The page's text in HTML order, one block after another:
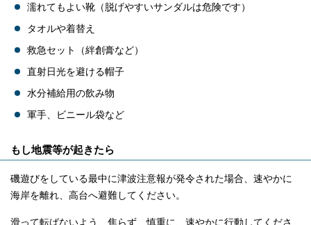
濡れてもよい靴（脱げやすいサンダルは危険です）
タオルや着替え
救急セット（絆創膏など）
直射日光を避ける帽子
水分補給用の飲み物
軍手、ビニール袋など
もし地震等が起きたら
磯遊びをしている最中に津波注意報が発令された場合、速やかに
海岸を離れ、高台へ避難してください。
滑って転ばないよう、焦らず、慎重に、速やかに行動してくださ